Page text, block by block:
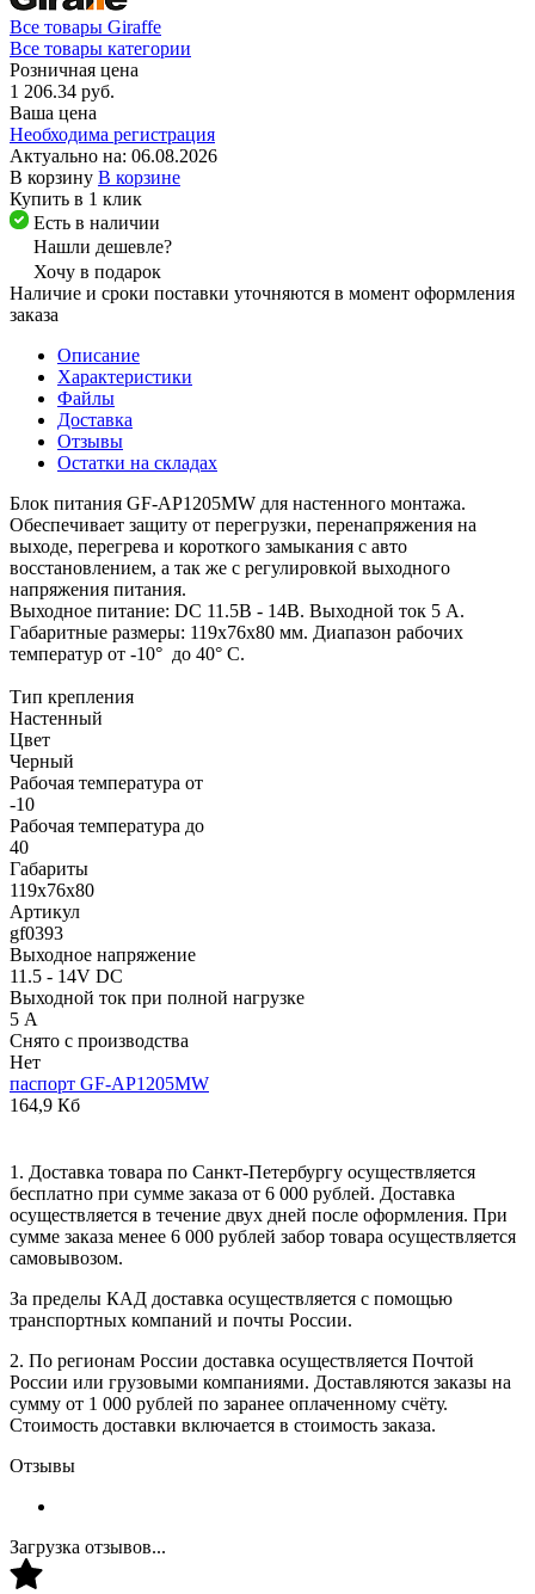
Все товары Giraffe
Все товары категории
Розничная цена
1 206.34 руб.
Ваша цена
Необходима регистрация
Актуально на: 06.08.2026
В корзину В корзине
Купить в 1 клик
Есть в наличии
Нашли дешевле?
Хочу в подарок
Наличие и сроки поставки уточняются в момент оформления
заказа
Описание
Характеристики
Файлы
Доставка
Отзывы
Остатки на складах
Блок питания GF-AP1205MW для настенного монтажа.
Обеспечивает защиту от перегрузки, перенапряжения на
выходе, перегрева и короткого замыкания с авто
восстановлением, а так же с регулировкой выходного
напряжения питания.
Выходное питание: DC 11.5В - 14В. Выходной ток 5 А.
Габаритные размеры: 119х76х80 мм. Диапазон рабочих
температур от -10° до 40° С.
Тип крепления
Настенный
Цвет
Черный
Рабочая температура от
-10
Рабочая температура до
40
Габариты
119х76х80
Артикул
gf0393
Выходное напряжение
11.5 - 14V DC
Выходной ток при полной нагрузке
5 А
Снято с производства
Нет
паспорт GF-AP1205MW
164,9 Кб
1. Доставка товара по Санкт-Петербургу осуществляется
бесплатно при сумме заказа от 6 000 рублей. Доставка
осуществляется в течение двух дней после оформления. При
сумме заказа менее 6 000 рублей забор товара осуществляется
самовывозом.
За пределы КАД доставка осуществляется с помощью
транспортных компаний и почты России.
2. По регионам России доставка осуществляется Почтой
России или грузовыми компаниями. Доставляются заказы на
сумму от 1 000 рублей по заранее оплаченному счёту.
Стоимость доставки включается в стоимость заказа.
Отзывы
Загрузка отзывов...